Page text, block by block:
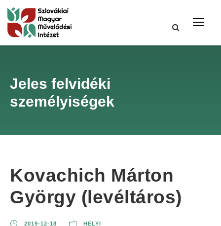
Jeles felvidéki
személyiségek
Kovachich Márton
György (levéltáros)
2019-12-18 HELYI